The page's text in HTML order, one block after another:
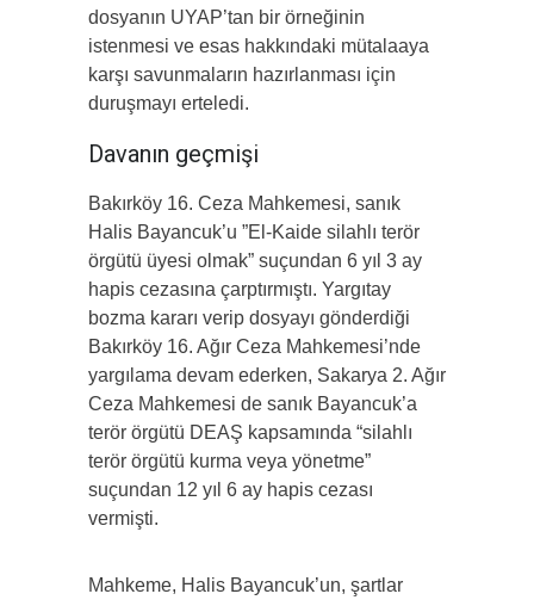
dosyanın UYAP’tan bir örneğinin
istenmesi ve esas hakkındaki mütalaaya
karşı savunmaların hazırlanması için
duruşmayı erteledi.
Davanın geçmişi
Bakırköy 16. Ceza Mahkemesi, sanık
Halis Bayancuk’u ”El-Kaide silahlı terör
örgütü üyesi olmak” suçundan 6 yıl 3 ay
hapis cezasına çarptırmıştı. Yargıtay
bozma kararı verip dosyayı gönderdiği
Bakırköy 16. Ağır Ceza Mahkemesi’nde
yargılama devam ederken, Sakarya 2. Ağır
Ceza Mahkemesi de sanık Bayancuk’a
terör örgütü DEAŞ kapsamında “silahlı
terör örgütü kurma veya yönetme”
suçundan 12 yıl 6 ay hapis cezası
vermişti.
Mahkeme, Halis Bayancuk’un, şartlar